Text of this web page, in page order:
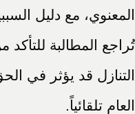
المعنوي، مع دليل
تُراجع المطالبة
التنازل قد يؤثر في
العام تلقائياً.